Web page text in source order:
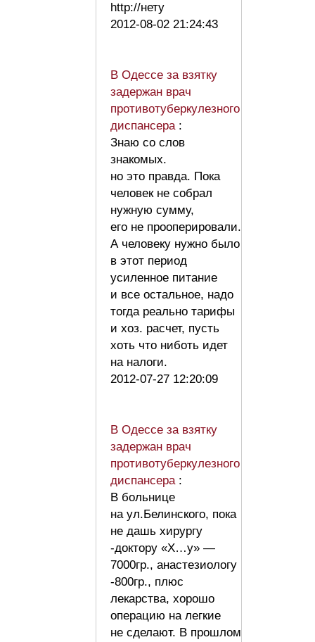
http://нету
2012-08-02 21:24:43
В Одессе за взятку
задержан врач
противотуберкулезного
диспансера :
Знаю со слов
знакомых.
но это правда. Пока
человек не собрал
нужную сумму,
его не прооперировали.
А человеку нужно было
в этот период
усиленное питание
и все остальное, надо
тогда реально тарифы
и хоз. расчет, пусть
хоть что ниботь идет
на налоги.
2012-07-27 12:20:09
В Одессе за взятку
задержан врач
противотуберкулезного
диспансера :
В больнице
на ул.Белинского, пока
не дашь хирургу
-доктору «Х…у» —
7000гр., анастезиологу
-800гр., плюс
лекарства, хорошо
операцию на легкие
не сделают. В прошлом